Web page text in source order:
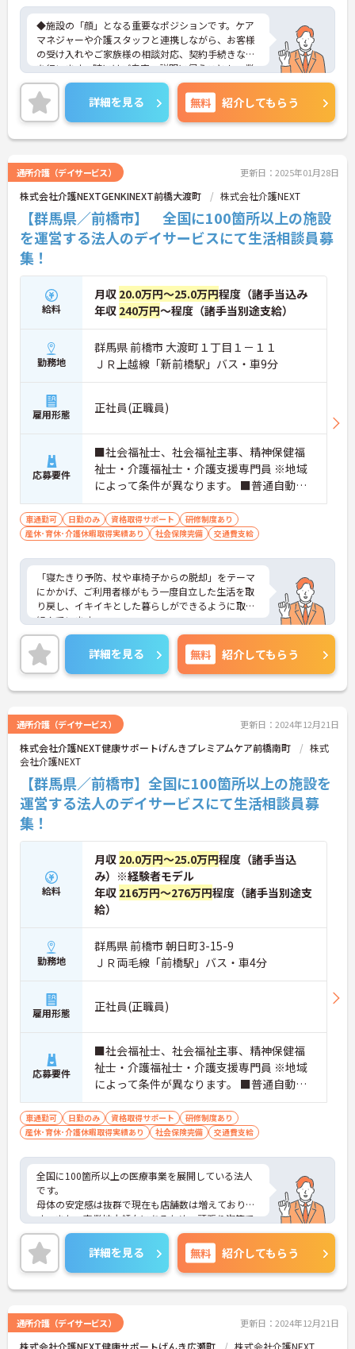
◆施設の「顔」となる重要なポジションです。ケア
マネジャーや介護スタッフと連携しながら、お客様
の受け入れやご家族様の相談対応、契約手続きなど
を行います。時にはご自宅へ説明に伺うことも。業
務の幅は広いですが、その分、お客様の「困った」
に寄り添い、解決できた時の喜びはひとしおです。
親身な対応ができるあなたを、スタッフみんなが待
っています。
◆年間休日は117日以上あり、シフト制ですが希望
しいポイントです。有給休暇は1時間単位で取得でき
るので、「ちょっと用事を済ませたい」という時に
も便利。オンとオフを上手に切り替えて、自分らし
い働き方が実現できます。
◆タブレット端末を活用した介護記録システムを導
入♪スタッフ同士の情報共有もスムーズになり、
「ご利用者様と向き合う時間が増えた」と現場でも
好評です。効率よく働けます。
詳細を見る 無料 紹介してもらう
通所介護（デイサービス） 更新日：2025年01月28日
株式会社介護NEXTGENKINEXT前橋大渡町 株式会社介護NEXT
【群馬県／前橋市】 全国に100箇所以上の施設
を運営する法人のデイサービスにて生活相談員募
集！
給料
月収 20.0万円～25.0万円程度（諸手当込み
年収 240万円～程度（諸手当別途支給）
勤務地
群馬県 前橋市 大渡町１丁目１－１１
ＪＲ上越線「新前橋駅」バス・車9分
雇用形態 正社員(正職員)
応募要件
■社会福祉士、社会福祉主事、精神保健福
祉士・介護福祉士・介護支援専門員 ※地域
によって条件が異なります。 ■普通自動車
免許（AT限定可） ※未経験可、ブランク可
車通勤可 日勤のみ 資格取得サポート
研修制度あり
産休･育休･介護休暇取得実績あり
社会保険完備 交通費支給
「寝たきり予防、杖や車椅子からの脱却」をテーマ
にかかげ、ご利用者様がもう一度自立した生活を取
り戻し、イキイキとした暮らしができるように取り
組んでいます。
整骨院からスタートした法人で、現在も店舗を増や
し続けている安定感のある母体です。事業拡大傾向
にあるため、頑張り次第ではキャリアアップも見込
めるます。複数の店舗を経営しているノウハウを生
かした研修制度も自身の成長に繋がります。自立支
る職場も魅力の1つです。
ご興味のある方はお気軽にお問い合わせ下さいま
せ。
詳細を見る 無料 紹介してもらう
通所介護（デイサービス） 更新日：2024年12月21日
株式会社介護NEXT健康サポートげんきプレミアムケア前橋南町
株式
会社介護NEXT
【群馬県／前橋市】全国に100箇所以上の施設を
運営する法人のデイサービスにて生活相談員募
集！
給料
月収 20.0万円～25.0万円程度（諸手当込
み）※経験者モデル
年収 216万円～276万円程度（諸手当別途支
給）
勤務地
群馬県 前橋市 朝日町3-15-9
ＪＲ両毛線「前橋駅」バス・車4分
雇用形態 正社員(正職員)
応募要件
■社会福祉士、社会福祉主事、精神保健福
祉士・介護福祉士・介護支援専門員 ※地域
によって条件が異なります。 ■普通自動車
免許（AT限定可） ※未経験可、ブランク可
車通勤可 日勤のみ 資格取得サポート
研修制度あり
産休･育休･介護休暇取得実績あり
社会保険完備 交通費支給
全国に100箇所以上の医療事業を展開している法人
です。
母体の安定感は抜群で現在も店舗数は増えておりま
す。また、事業拡大傾向にあるため、頑張り次第で
はキャリアアップも見込めるます。複数の店舗を経
営しているノウハウを生かした研修制度も自身の成
長に繋がります。スタッフものびのびと働いてお
り、職場の雰囲気が明るく活気があるのも魅力の1
つです。
せ。
詳細を見る 無料 紹介してもらう
通所介護（デイサービス） 更新日：2024年12月21日